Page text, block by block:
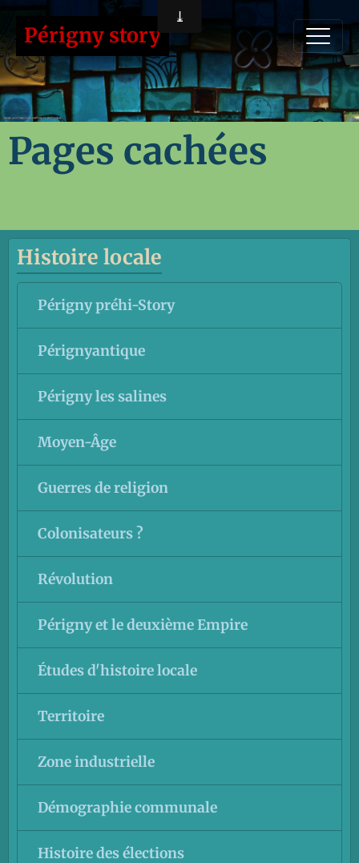
Périgny story
Pages cachées
Histoire locale
Périgny préhi-Story
Pérignyantique
Périgny les salines
Moyen-Âge
Guerres de religion
Colonisateurs ?
Révolution
Périgny et le deuxième Empire
Études d'histoire locale
Territoire
Zone industrielle
Démographie communale
Histoire des élections